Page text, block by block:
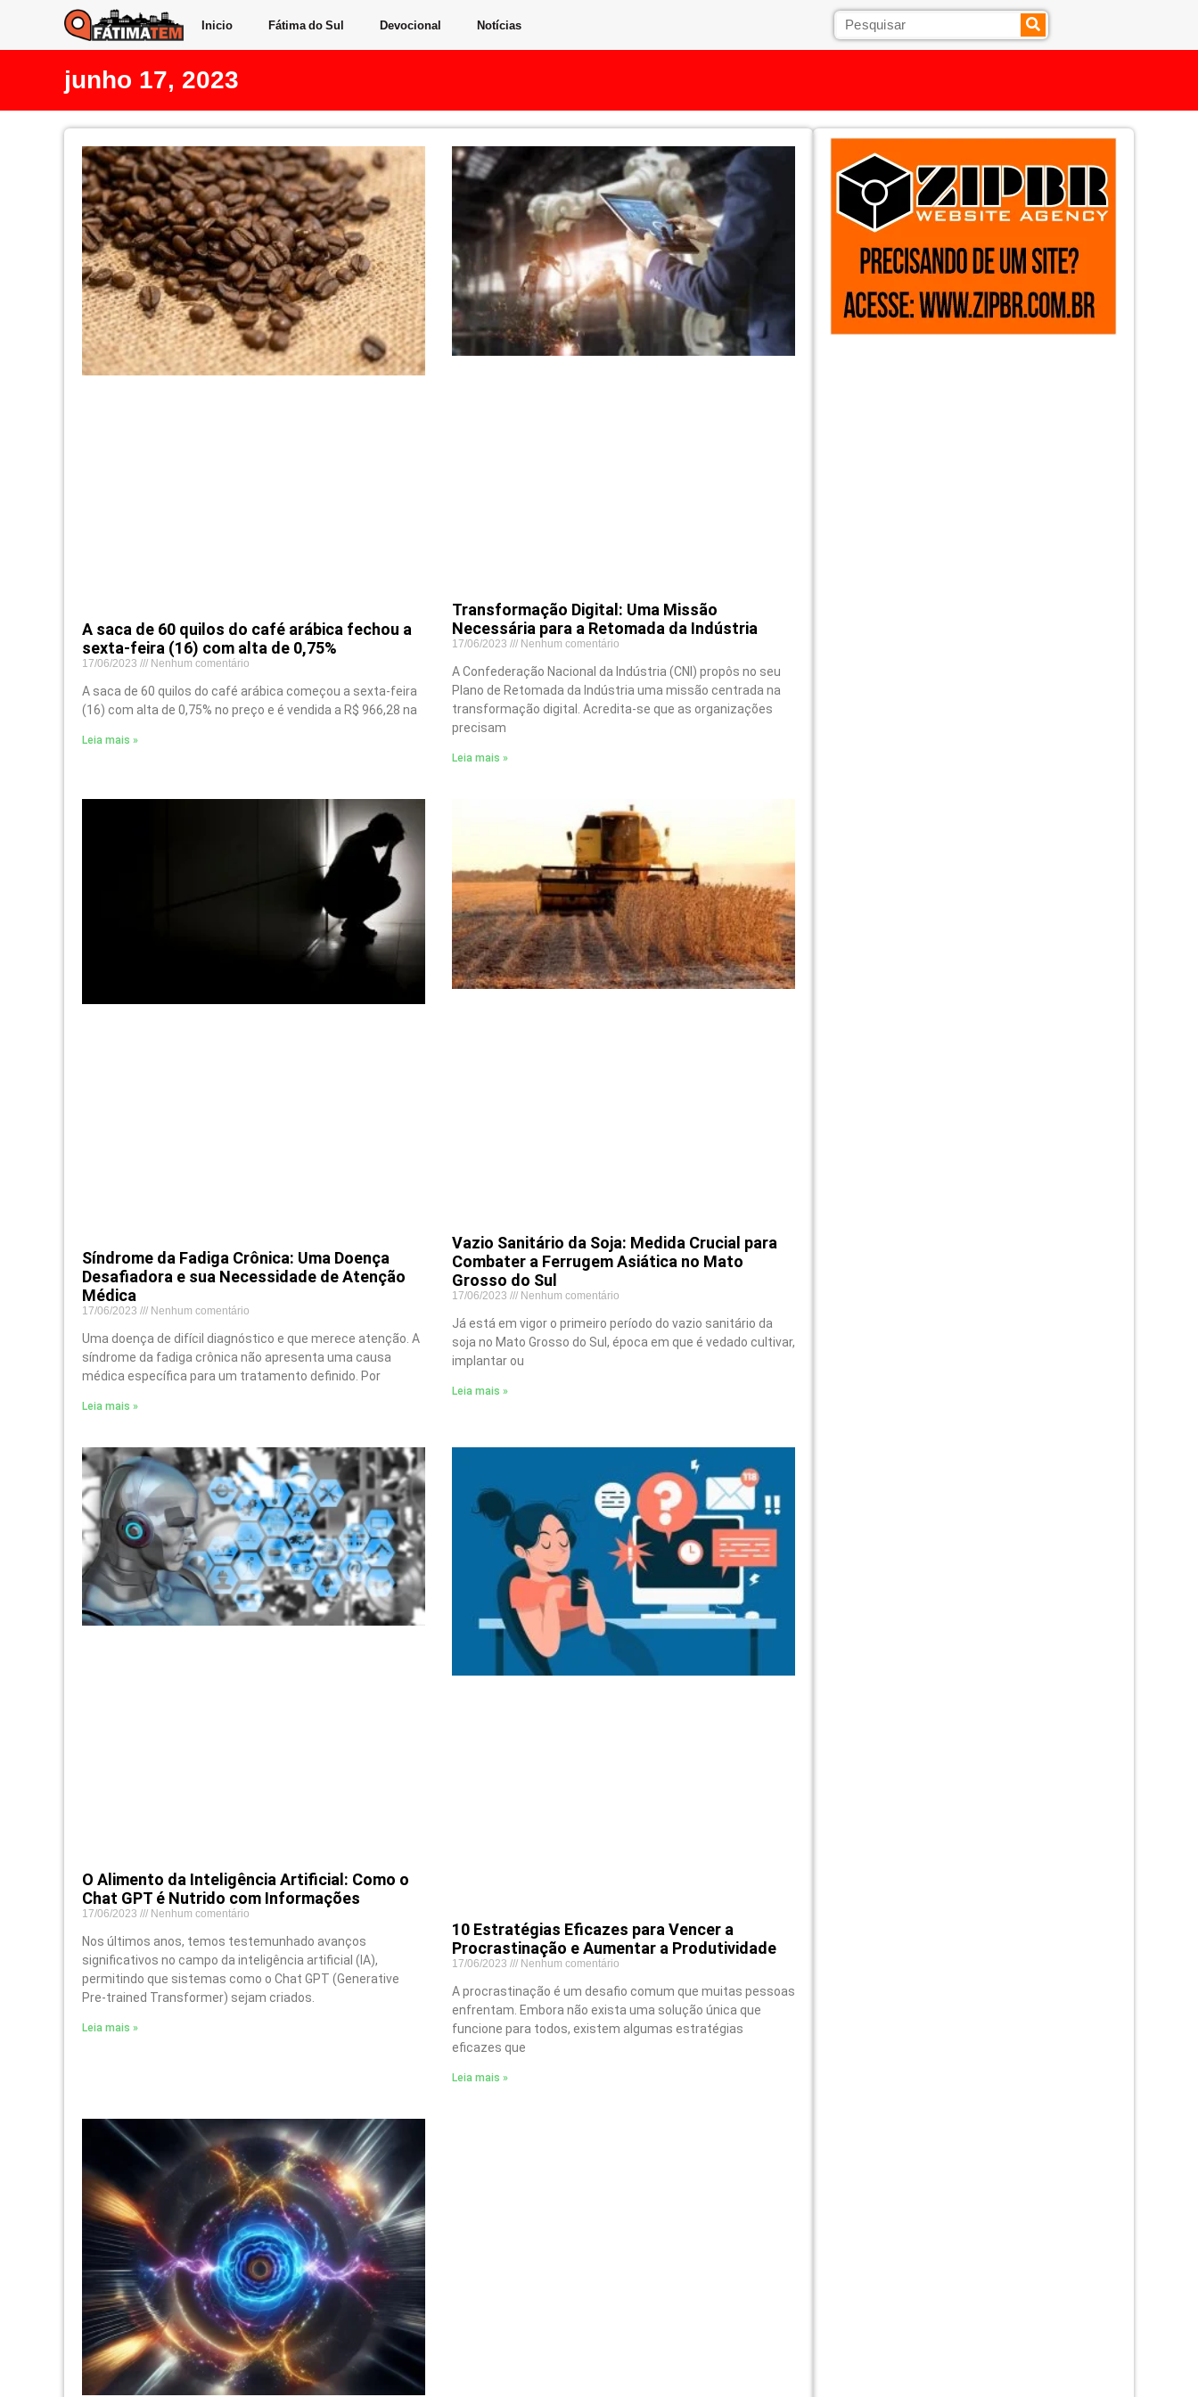
Inicio Fátima do Sul Devocional Notícias
junho 17, 2023
A saca de 60 quilos do café arábica fechou a
sexta-feira (16) com alta de 0,75%
17/06/2023 Nenhum comentário
A saca de 60 quilos do café arábica começou a sexta-feira
(16) com alta de 0,75% no preço e é vendida a R$ 966,28 na
Leia mais »
Transformação Digital: Uma Missão
Necessária para a Retomada da Indústria
17/06/2023 Nenhum comentário
A Confederação Nacional da Indústria (CNI) propôs no seu
Plano de Retomada da Indústria uma missão centrada na
transformação digital. Acredita-se que as organizações
precisam
Leia mais »
Síndrome da Fadiga Crônica: Uma Doença
Desafiadora e sua Necessidade de Atenção
Médica
17/06/2023 Nenhum comentário
Uma doença de difícil diagnóstico e que merece atenção. A
síndrome da fadiga crônica não apresenta uma causa
médica específica para um tratamento definido. Por
Leia mais »
Vazio Sanitário da Soja: Medida Crucial para
Combater a Ferrugem Asiática no Mato
Grosso do Sul
17/06/2023 Nenhum comentário
Já está em vigor o primeiro período do vazio sanitário da
soja no Mato Grosso do Sul, época em que é vedado cultivar,
implantar ou
Leia mais »
O Alimento da Inteligência Artificial: Como o
Chat GPT é Nutrido com Informações
17/06/2023 Nenhum comentário
Nos últimos anos, temos testemunhado avanços
significativos no campo da inteligência artificial (IA),
permitindo que sistemas como o Chat GPT (Generative
Pre-trained Transformer) sejam criados.
Leia mais »
10 Estratégias Eficazes para Vencer a
Procrastinação e Aumentar a Produtividade
17/06/2023 Nenhum comentário
A procrastinação é um desafio comum que muitas pessoas
enfrentam. Embora não exista uma solução única que
funcione para todos, existem algumas estratégias
eficazes que
Leia mais »